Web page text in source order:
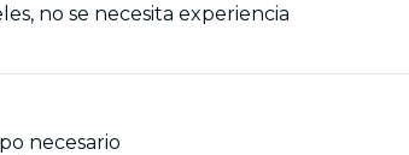
no se necesita experiencia
necesario